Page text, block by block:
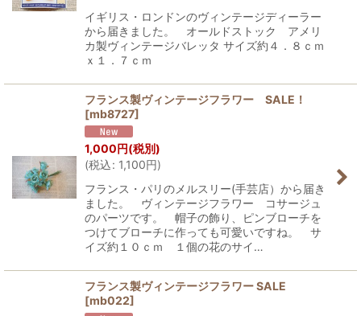
イギリス・ロンドンのヴィンテージディーラー
から届きました。 オールドストック アメリ
カ製ヴィンテージバレッタ サイズ約４．８ｃｍ
ｘ１．７ｃｍ
フランス製ヴィンテージフラワー SALE！
[mb8727]
1,000円(税別)
(税込: 1,100円)
フランス・パリのメルスリー(手芸店）から届き
ました。 ヴィンテージフラワー コサージュ
のパーツです。 帽子の飾り、ピンブローチを
つけてブローチに作っても可愛いですね。 サ
イズ約１０ｃｍ １個の花のサイ…
フランス製ヴィンテージフラワー SALE
[mb022]